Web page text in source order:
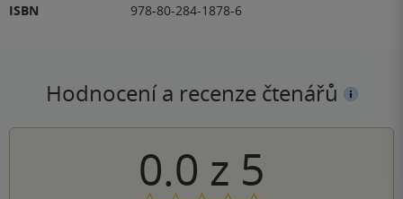
ISBN
978-80-284-1878-6
Hodnocení a recenze čtenářů
0.0 z 5